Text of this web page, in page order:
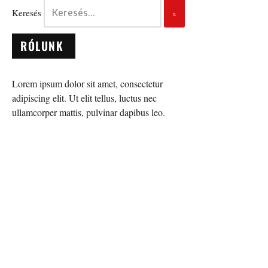
Keresés
RÓLUNK
Lorem ipsum dolor sit amet, consectetur
adipiscing elit. Ut elit tellus, luctus nec
ullamcorper mattis, pulvinar dapibus leo.